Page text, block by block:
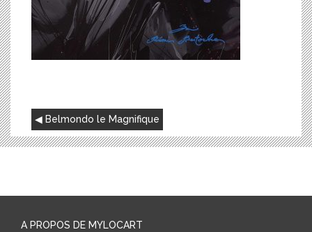
NAVIGATION
DE
L’ARTICLE
Belmondo le Magnifique
A PROPOS DE MYLOCART